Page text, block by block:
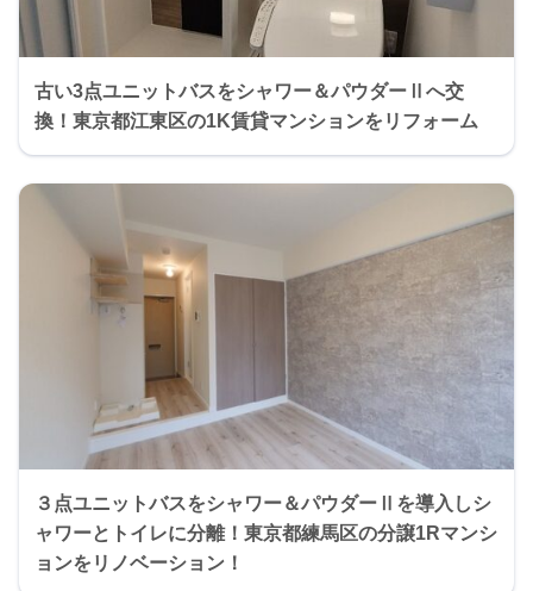
古い3点ユニットバスをシャワー＆パウダーⅡへ交
換！東京都江東区の1K賃貸マンションをリフォーム
３点ユニットバスをシャワー＆パウダーⅡを導入しシ
ャワーとトイレに分離！東京都練馬区の分譲1Rマンシ
ョンをリノベーション！